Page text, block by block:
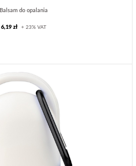
Balsam do opalania
6,19 zł + 23% VAT